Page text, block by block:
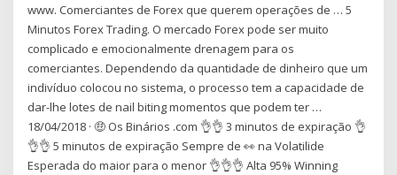
www. Comerciantes de Forex que querem operações de … 5
Minutos Forex Trading. O mercado Forex pode ser muito
complicado e emocionalmente drenagem para os
comerciantes. Dependendo da quantidade de dinheiro que um
indivíduo colocou no sistema, o processo tem a capacidade de
dar-lhe lotes de nail biting momentos que podem ter …
18/04/2018 · 🤑 Os Binários .com 👌👌 3 minutos de expiração 👌
👌👌 5 minutos de expiração Sempre de 👀 na Volatilide
Esperada do maior para o menor 👌👌👌 Alta 95% Winning